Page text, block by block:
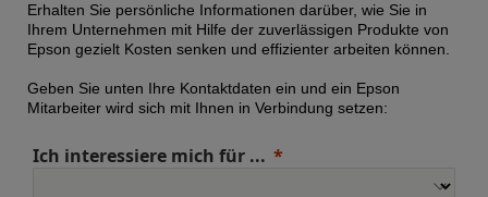
Erhalten Sie persönliche Informationen darüber, wie Sie in
Ihrem Unternehmen mit Hilfe der zuverlässigen Produkte von
Epson gezielt Kosten senken und effizienter arbeiten können.
Geben Sie unten Ihre Kontaktdaten ein und ein Epson
Mitarbeiter wird sich mit Ihnen in Verbindung setzen:
Ich interessiere mich für ...